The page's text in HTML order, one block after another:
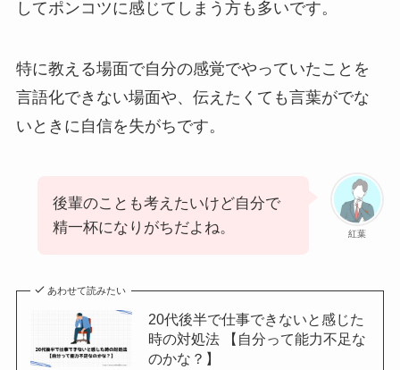
してポンコツに感じてしまう方も多いです。
特に教える場面で自分の感覚でやっていたことを
言語化できない場面や、伝えたくても言葉がでな
いときに自信を失がちです。
紅葉
後輩のことも考えたいけど自分で
精一杯になりがちだよね。
あわせて読みたい
20代後半で仕事できないと感じた
時の対処法 【自分って能力不足な
のかな？】